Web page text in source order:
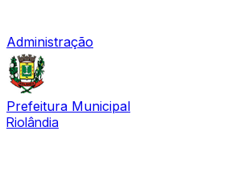
Administração
Prefeitura Municipal
Riolândia